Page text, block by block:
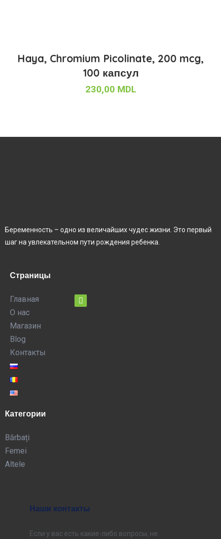
Haya, Chromium Picolinate, 200 mcg,
100 капсул
230,00 MDL
Беременность – одно из величайших чудес жизни. Это первый
шаг на увлекательном пути рождения ребенка.
Страницы
Главная
О нас
Магазин
Blog
Контакты
Категории
Bărbați
Femei
Altele
Наши контакты
Если у вас есть какие-либо вопросы, не